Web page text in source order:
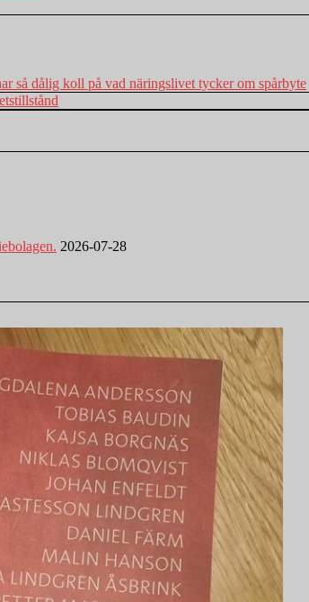
så dålig koll på vad näringslivet tycker om spårbyte
2026-07-28